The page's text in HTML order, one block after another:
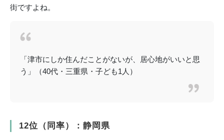
街ですよね。
「津市にしか住んだことがないが、居心地がいいと思
う」（40代・三重県・子ども1人）
12位（同率）：静岡県